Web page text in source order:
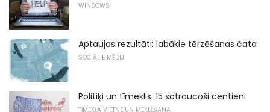
WINDOWS
Aptaujas rezultāti: labākie tērzēšanas čata
SOCIĀLIE MĒDIJI
Politiķi un tīmeklis: 15 satraucoši centieni
TĪMEKĻA VIETNE UN MEKLĒŠANA